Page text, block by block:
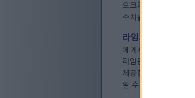
오크라는 풍부한 영
수치를 조절하고 심
라임의 건강 효능:
에 게시됨
라임은 작고 새콤한
제공합니다. 아침에
할 수 있습니다.
자세